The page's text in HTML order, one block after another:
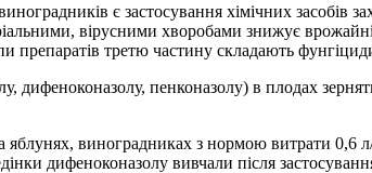
є застосування хімічних засобів
вірусними хворобами знижує
третю частину складають
дифеноконазолу, пенконазолу) в плодах
яблунях, виноградниках з нормою витрати 0,6
дифеноконазолу вивчали після